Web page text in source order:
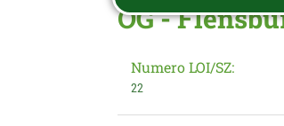
OG -
Numero LOI/SZ:
22